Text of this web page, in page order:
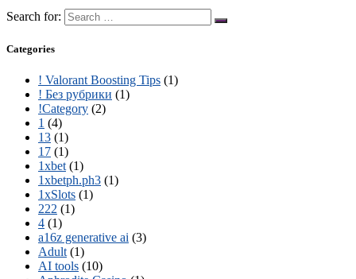
Search for:
Categories
! Valorant Boosting Tips (1)
! Без рубрики (1)
!Category (2)
1 (4)
13 (1)
17 (1)
1xbet (1)
1xbetph.ph3 (1)
1xSlots (1)
222 (1)
4 (1)
a16z generative ai (3)
Adult (1)
AI tools (10)